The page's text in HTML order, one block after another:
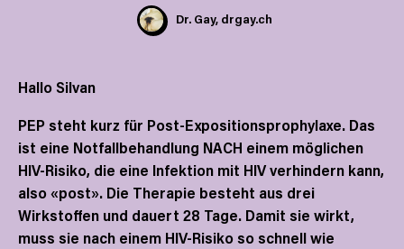
Dr. Gay, drgay.ch
Hallo Silvan
PEP steht kurz für Post-Expositionsprophylaxe. Das
ist eine Notfallbehandlung NACH einem möglichen
HIV-Risiko, die eine Infektion mit HIV verhindern kann,
also «post». Die Therapie besteht aus drei
Wirkstoffen und dauert 28 Tage. Damit sie wirkt,
muss sie nach einem HIV-Risiko so schnell wie